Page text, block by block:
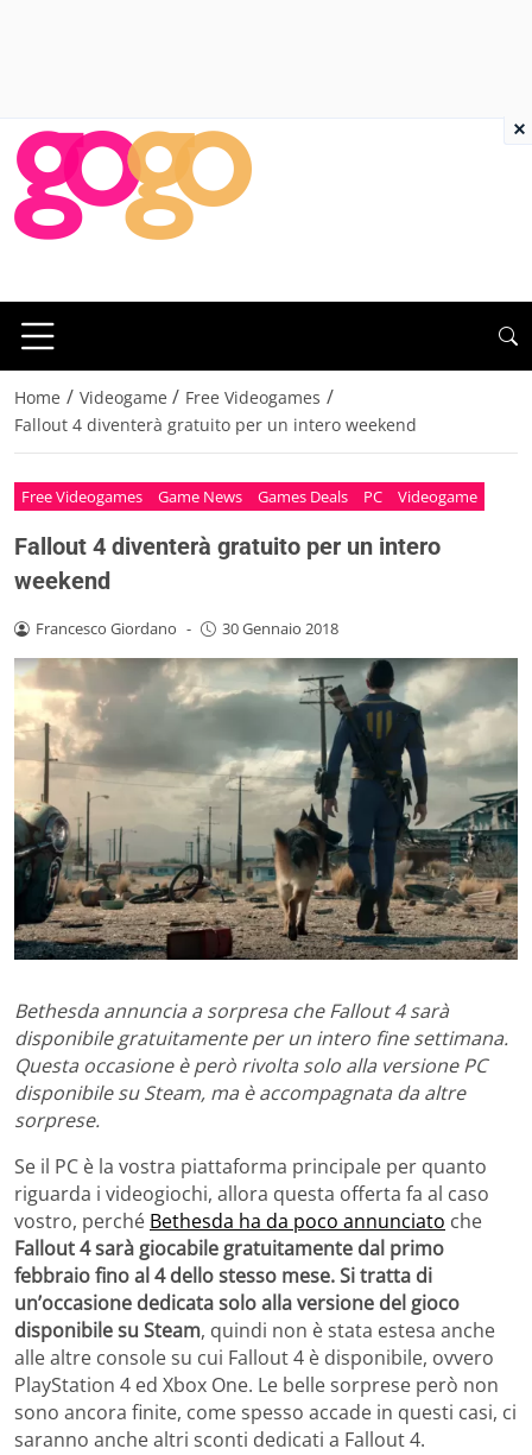
Home / Videogame / Free Videogames /
Fallout 4 diventerà gratuito per un intero weekend
Free Videogames Game News Games Deals PC Videogame
Fallout 4 diventerà gratuito per un intero
weekend
Francesco Giordano - 30 Gennaio 2018
Bethesda annuncia a sorpresa che Fallout 4 sarà
disponibile gratuitamente per un intero fine settimana.
Questa occasione è però rivolta solo alla versione PC
disponibile su Steam, ma è accompagnata da altre
sorprese.
Se il PC è la vostra piattaforma principale per quanto
riguarda i videogiochi, allora questa offerta fa al caso
vostro, perché Bethesda ha da poco annunciato che
Fallout 4 sarà giocabile gratuitamente dal primo
febbraio fino al 4 dello stesso mese. Si tratta di
un’occasione dedicata solo alla versione del gioco
disponibile su Steam, quindi non è stata estesa anche
alle altre console su cui Fallout 4 è disponibile, ovvero
PlayStation 4 ed Xbox One. Le belle sorprese però non
sono ancora finite, come spesso accade in questi casi, ci
saranno anche altri sconti dedicati a Fallout 4.
×